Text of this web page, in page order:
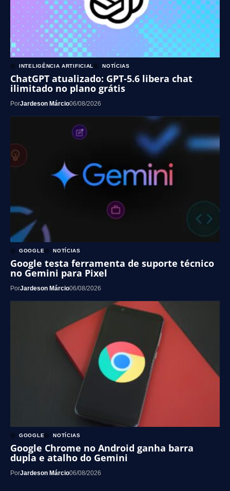
INTELIGÊNCIA ARTIFICIAL NOTÍCIAS
ChatGPT atualizado: GPT-5.6 libera chat
ilimitado no plano grátis
PorJardeson Márcio06/08/2026
GOOGLE NOTÍCIAS
Google testa ferramenta de suporte técnico
no Gemini para Pixel
PorJardeson Márcio06/08/2026
GOOGLE NOTÍCIAS
Google Chrome no Android ganha barra
dupla e atalho do Gemini
PorJardeson Márcio06/08/2026